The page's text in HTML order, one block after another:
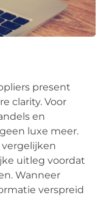
present
clarity. Voor
en
luxe meer.
uitleg voordat
Wanneer
verspreid